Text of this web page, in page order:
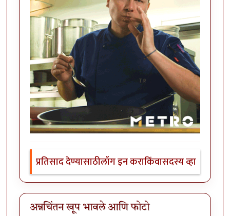
प्रतिसाद देण्यासाठीलॉग इन कराकिंवासदस्य व्हा
अन्नचिंतन खूप भावले आणि फोटो